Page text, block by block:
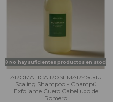
No hay suficientes productos en stock
AROMATICA ROSEMARY Scalp
Scaling Shampoo - Champú
Exfoliante Cuero Cabelludo de
Romero